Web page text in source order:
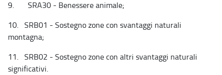
9. SRA30 - Benessere animale;
10. SRB01 - Sostegno zone con svantaggi naturali
montagna;
11. SRB02 - Sostegno zone con altri svantaggi naturali
significativi.